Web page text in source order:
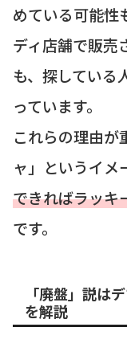
めている可能性
ディ店舗で販売
も、探している
っています。
これらの理由が
ャ」というイメ
できればラッキ
です。
「廃盤」説は
を解説